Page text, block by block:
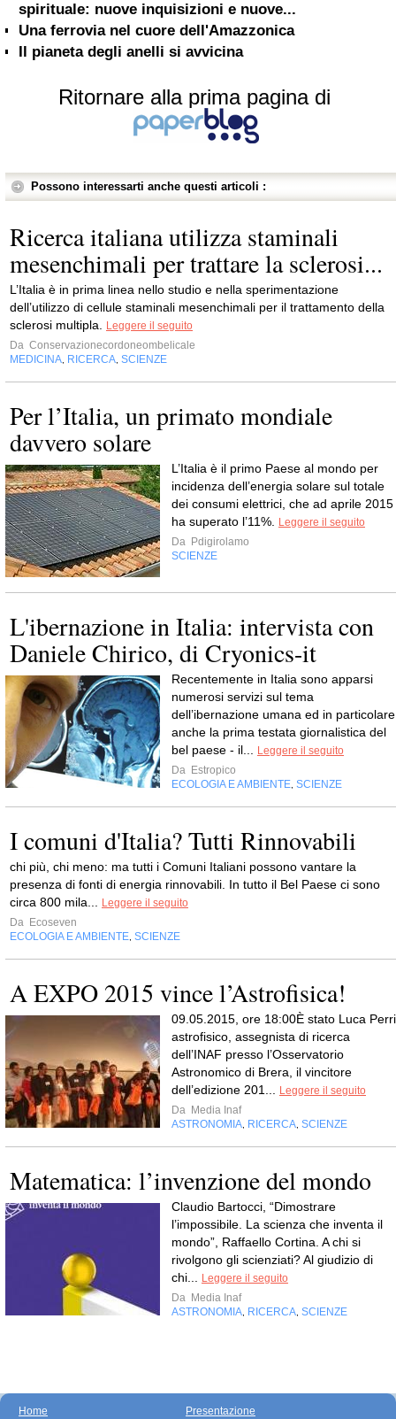
spirituale: nuove inquisizioni e nuove...
Una ferrovia nel cuore dell'Amazzonica
Il pianeta degli anelli si avvicina
Ritornare alla prima pagina di
Possono interessarti anche questi articoli :
Ricerca italiana utilizza staminali
mesenchimali per trattare la sclerosi...
L’Italia è in prima linea nello studio e nella sperimentazione
dell’utilizzo di cellule staminali mesenchimali per il trattamento della
sclerosi multipla.
Leggere il seguito
Da Conservazionecordoneombelicale
MEDICINA RICERCA SCIENZE
Per l’Italia, un primato mondiale
davvero solare
L’Italia è il primo Paese al mondo per
incidenza dell’energia solare sul totale
dei consumi elettrici, che ad aprile 2015
ha superato l’11%.
Leggere il seguito
Da Pdigirolamo
SCIENZE
L'ibernazione in Italia: intervista con
Daniele Chirico, di Cryonics-it
Recentemente in Italia sono apparsi
numerosi servizi sul tema
dell’ibernazione umana ed in particolare
anche la prima testata giornalistica del
bel paese - il...
Leggere il seguito
Da Estropico
ECOLOGIA E AMBIENTE SCIENZE
I comuni d'Italia? Tutti Rinnovabili
chi più, chi meno: ma tutti i Comuni Italiani possono vantare la
presenza di fonti di energia rinnovabili. In tutto il Bel Paese ci sono
circa 800 mila...
Leggere il seguito
Da Ecoseven
ECOLOGIA E AMBIENTE SCIENZE
A EXPO 2015 vince l’Astrofisica!
09.05.2015, ore 18:00È stato Luca
astrofisico, assegnista di ricerca
dell’INAF presso l’Osservatorio
Astronomico di Brera, il vincitore
dell’edizione 201...
Leggere il seguito
Da Media Inaf
ASTRONOMIA RICERCA SCIENZE
Matematica: l’invenzione del mondo
Claudio Bartocci, “Dimostrare
l’impossibile. La scienza che inventa il
mondo”, Raffaello Cortina. A chi si
rivolgono gli scienziati? Al giudizio di
chi...
Leggere il seguito
Da Media Inaf
ASTRONOMIA RICERCA SCIENZE
Home Presentazione